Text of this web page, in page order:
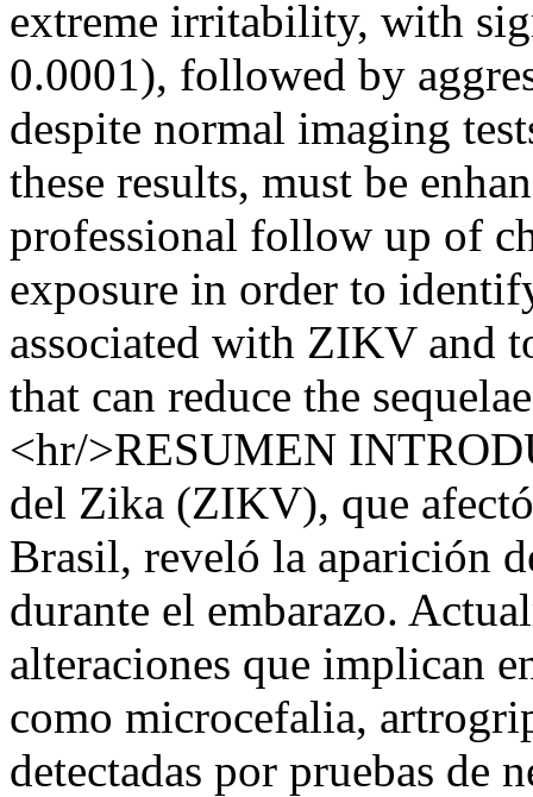
extreme irritability, with
0.0001), followed by
despite normal imaging
these results, must be
professional follow up of
exposure in order to
associated with ZIKV and
that can reduce the
<hr/>RESUMEN
del Zika (ZIKV), que
Brasil, reveló la aparición
durante el embarazo.
alteraciones que implican
como microcefalia,
detectadas por pruebas de